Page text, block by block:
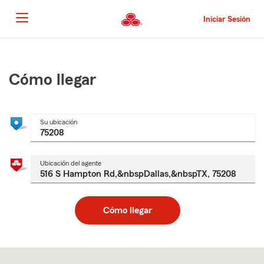
al
contenido
principal
Iniciar Sesión
principal
Cómo llegar
Su ubicación
Ubicación del agente
Cómo llegar
to